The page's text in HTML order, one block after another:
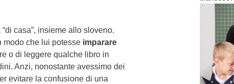
casa”, insieme allo sloveno.
modo che lui potesse imparare
o di leggere qualche libro in
Anzi, nonostante avessimo dei
evitare la confusione di una